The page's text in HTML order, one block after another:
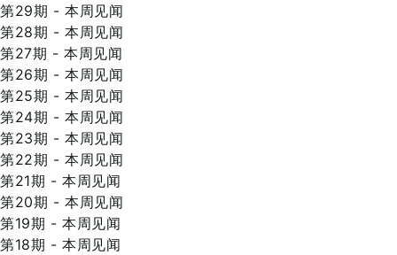
第29期 - 本周见闻
第28期 - 本周见闻
第27期 - 本周见闻
第26期 - 本周见闻
第25期 - 本周见闻
第24期 - 本周见闻
第23期 - 本周见闻
第22期 - 本周见闻
第21期 - 本周见闻
第20期 - 本周见闻
第19期 - 本周见闻
第18期 - 本周见闻